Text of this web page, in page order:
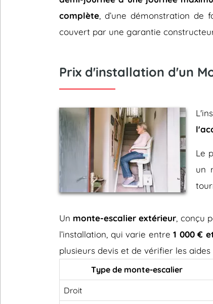
complète , d’une démonstration de
couvert par une garantie
Prix d'installation d'un
Le
un
Un monte-escalier extérieur , conçu
l’installation, qui varie entre1 000 €
plusieurs devis et de vérifier les
Type de monte-escalier
Droit